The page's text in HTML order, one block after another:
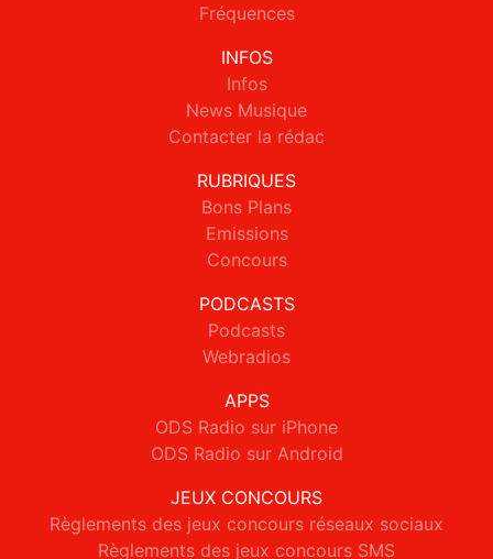
Fréquences
INFOS
Infos
News Musique
Contacter la rédac
RUBRIQUES
Bons Plans
Emissions
Concours
PODCASTS
Podcasts
Webradios
APPS
ODS Radio sur iPhone
ODS Radio sur Android
JEUX CONCOURS
Règlements des jeux concours réseaux sociaux
Règlements des jeux concours SMS